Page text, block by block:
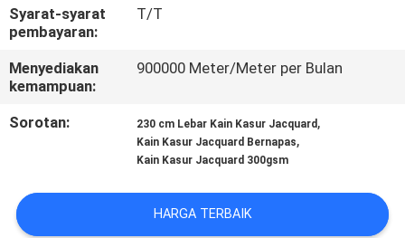
HUBUNGI
KAMI
BERITA
PERMINTAAN
PENAWARAN
Syarat-syarat
pembayaran:
T/T
Menyediakan
kemampuan:
900000 Meter/Meter per Bulan
Sorotan: 230 cm Lebar Kain Kasur Jacquard ,
Kain Kasur Jacquard Bernapas,
Kain Kasur Jacquard 300gsm
HARGA TERBAIK